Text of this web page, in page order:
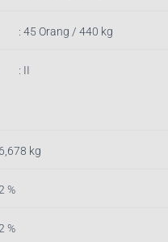
: 45 Orang / 440 kg
: II
kg
%
%